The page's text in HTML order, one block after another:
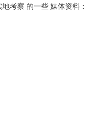
考察 的一些 媒体资料：